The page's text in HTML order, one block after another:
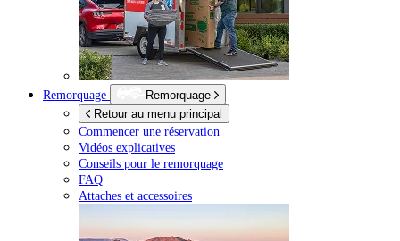
Remorquage
Remorquage
Retour au menu principal
Commencer une réservation
Vidéos explicatives
Conseils pour le remorquage
FAQ
Attaches et accessoires